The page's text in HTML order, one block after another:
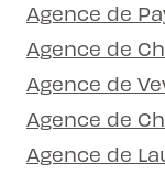
Agence de
Agence de
Agence de
Agence de
Agence de